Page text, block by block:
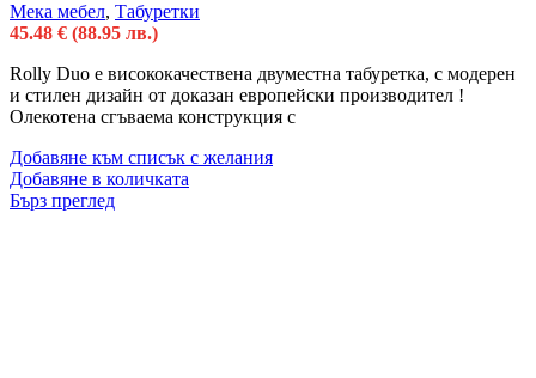
Мека мебел, Табуретки
45.48 € (88.95 лв.)
Rolly Duo e висококачественa двуместна табуретка, с модерен
и стилен дизайн от доказан европейски производител !
Олекотена сгъваема конструкция с
Добавяне към списък с желания
Добавяне в количката
Бърз преглед